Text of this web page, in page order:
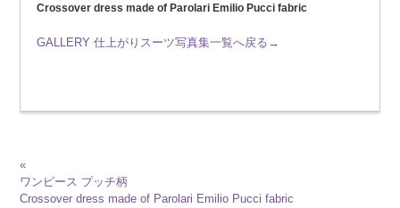
Crossover dress made of Parolari Emilio Pucci fabric
GALLERY 仕上がりスーツ写真集一覧へ戻る→
«
ワンピース プッチ柄
Crossover dress made of Parolari Emilio Pucci fabric